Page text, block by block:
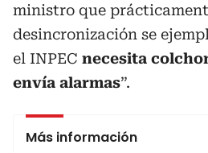
ministro que
desincronización se
el INPEC necesita
envía alarmas”.
Más información